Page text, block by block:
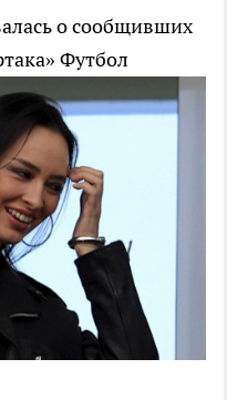
о сообщивших
Футбол